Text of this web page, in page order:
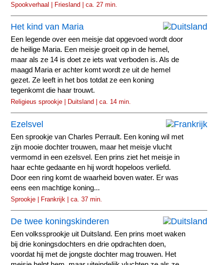
Spookverhaal | Friesland | ca. 27 min.
Het kind van Maria
Een legende over een meisje dat opgevoed wordt door
de heilige Maria. Een meisje groeit op in de hemel,
maar als ze 14 is doet ze iets wat verboden is. Als de
maagd Maria er achter komt wordt ze uit de hemel
gezet. Ze leeft in het bos totdat ze een koning
tegenkomt die haar trouwt.
Religieus sprookje | Duitsland | ca. 14 min.
Ezelsvel
Een sprookje van Charles Perrault. Een koning wil met
zijn mooie dochter trouwen, maar het meisje vlucht
vermomd in een ezelsvel. Een prins ziet het meisje in
haar echte gedaante en hij wordt hopeloos verliefd.
Door een ring komt de waarheid boven water. Er was
eens een machtige koning...
Sprookje | Frankrijk | ca. 37 min.
De twee koningskinderen
Een volkssprookje uit Duitsland. Een prins moet waken
bij drie koningsdochters en drie opdrachten doen,
voordat hij met de jongste dochter mag trouwen. Het